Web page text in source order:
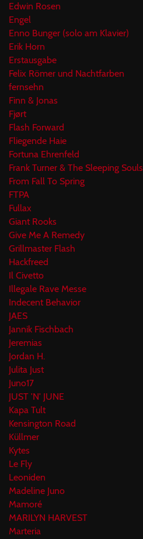
Edwin Rosen
Engel
Enno Bunger (solo am Klavier)
Erik Horn
Erstausgabe
Felix Römer und Nachtfarben
fernsehn
Finn & Jonas
Fjørt
Flash Forward
Fliegende Haie
Fortuna Ehrenfeld
Frank Turner & The Sleeping Souls
From Fall To Spring
FTPA
Fullax
Giant Rooks
Give Me A Remedy
Grillmaster Flash
Hackfreed
Il Civetto
Illegale Rave Messe
Indecent Behavior
JAES
Jannik Fischbach
Jeremias
Jordan H.
Julita Just
Juno17
JUST 'N' JUNE
Kapa Tult
Kensington Road
Küllmer
Kytes
Le Fly
Leoniden
Madeline Juno
Mamoré
MARILYN HARVEST
Marteria